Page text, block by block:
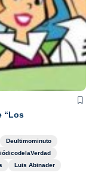
“Los
Deultimominuto
Luis Abinader